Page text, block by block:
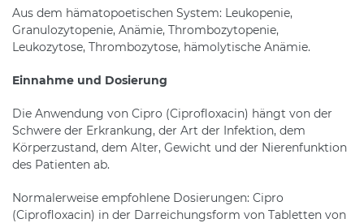
Aus dem hämatopoetischen System: Leukopenie,
Granulozytopenie, Anämie, Thrombozytopenie,
Leukozytose, Thrombozytose, hämolytische Anämie.
Einnahme und Dosierung
Die Anwendung von Cipro (Ciprofloxacin) hängt von der
Schwere der Erkrankung, der Art der Infektion, dem
Körperzustand, dem Alter, Gewicht und der Nierenfunktion
des Patienten ab.
Normalerweise empfohlene Dosierungen: Cipro
(Ciprofloxacin) in der Darreichungsform von Tabletten von